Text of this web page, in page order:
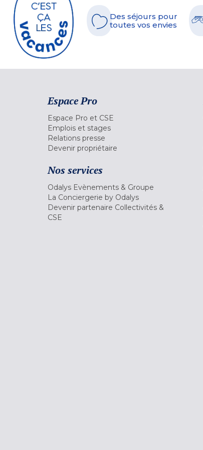
Des séjours pour
toutes vos envies
Espace Pro
Espace Pro et CSE
Emplois et stages
Relations presse
Devenir propriétaire
Nos services
Odalys Evènements & Groupe
La Conciergerie by Odalys
Devenir partenaire Collectivités &
CSE